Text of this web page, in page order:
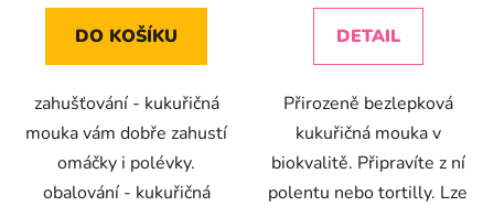
DO KOŠÍKU
zahušťování - kukuřičná
mouka vám dobře zahustí
omáčky i polévky.
obalování - kukuřičná
z
DETAIL
Přirozeně bezlepková
kukuřičná mouka v
biokvalitě. Připravíte z ní
polentu nebo tortilly. Lze